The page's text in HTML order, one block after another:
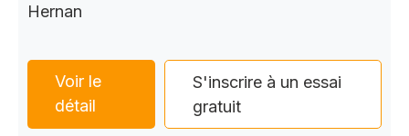
Hernan
Voir le
détail
S'inscrire à un essai
gratuit